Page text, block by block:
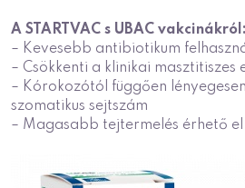
A STARTVAC s UBAC vakcinákról:
– Kevesebb antibiotikum
– Csökkenti a klinikai masztitiszes
– Kórokozótól függően
szomatikus sejtszám
– Magasabb tejtermelés érhető el